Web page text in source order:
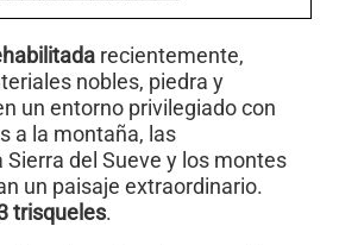
recientemente,
nobles, piedra y
un entorno privilegiado con
a la montaña, las
del Sueve y los montes
un paisaje extraordinario.
trisqueles.